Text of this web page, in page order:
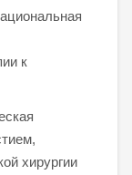
к
хирургии